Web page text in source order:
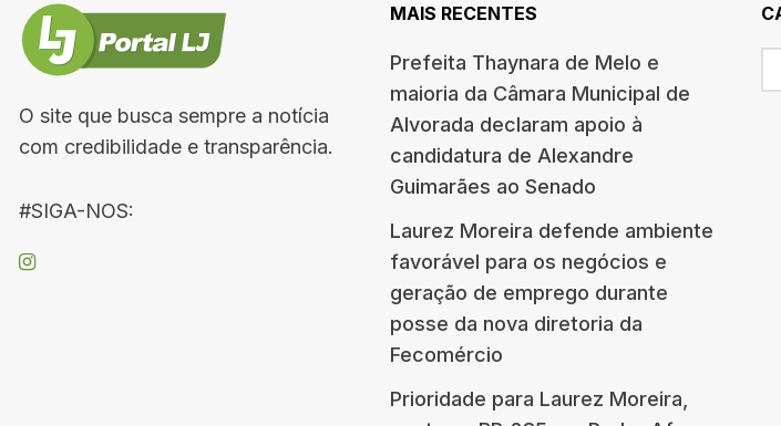
O site que busca sempre a notícia
com credibilidade e transparência.
#SIGA-NOS:
MAIS RECENTES
Prefeita Thaynara de Melo e
maioria da Câmara Municipal de
Alvorada declaram apoio à
candidatura de Alexandre
Guimarães ao Senado
Laurez Moreira defende ambiente
favorável para os negócios e
geração de emprego durante
posse da nova diretoria da
Fecomércio
Prioridade para Laurez Moreira,